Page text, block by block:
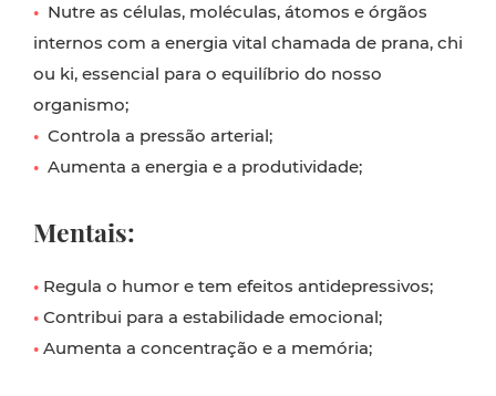
• Nutre as células, moléculas, átomos e órgãos
internos com a energia vital chamada de prana, chi
ou ki, essencial para o equilíbrio do nosso
organismo;
• Controla a pressão arterial;
• Aumenta a energia e a produtividade;
Mentais:
• Regula o humor e tem efeitos antidepressivos;
• Contribui para a estabilidade emocional;
• Aumenta a concentração e a memória;